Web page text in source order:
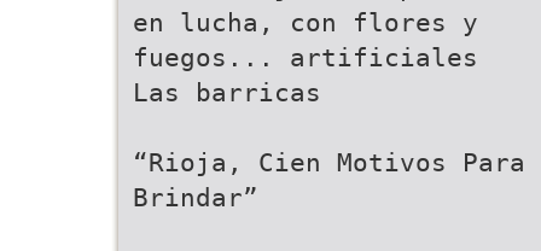
en lucha, con flores y
fuegos... artificiales
Las barricas
“Rioja, Cien Motivos Para
Brindar”